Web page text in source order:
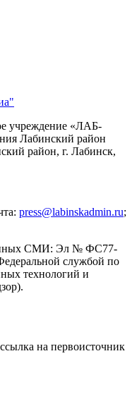
учреждение «ЛАБ-
Лабинский район
район, г. Лабинск,
press@labinskadmin.ru;
СМИ: Эл № ФС77-
службой по
технологий и
на первоисточник